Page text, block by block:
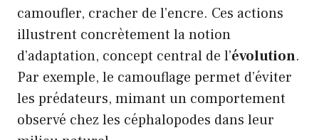
camoufler, cracher de l’encre. Ces actions
illustrent concrètement la notion
d’adaptation, concept central de l’évolution.
Par exemple, le camouflage permet d’éviter
les prédateurs, mimant un comportement
observé chez les céphalopodes dans leur